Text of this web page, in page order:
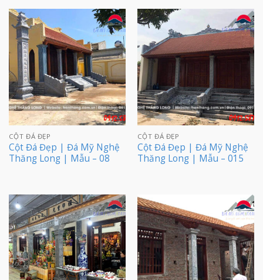
CỘT ĐÁ ĐẸP
Cột Đá Đẹp | Đá Mỹ Nghệ
Thăng Long | Mẫu – 08
CỘT ĐÁ ĐẸP
Cột Đá Đẹp | Đá Mỹ Nghệ
Thăng Long | Mẫu – 015